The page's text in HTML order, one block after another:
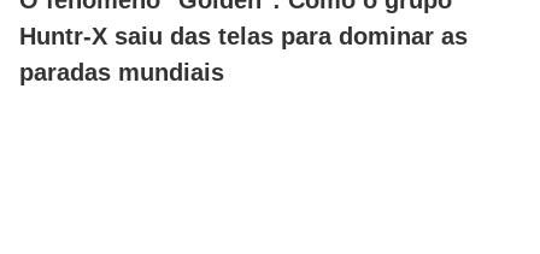
Huntr-X saiu das telas para dominar as
paradas mundiais